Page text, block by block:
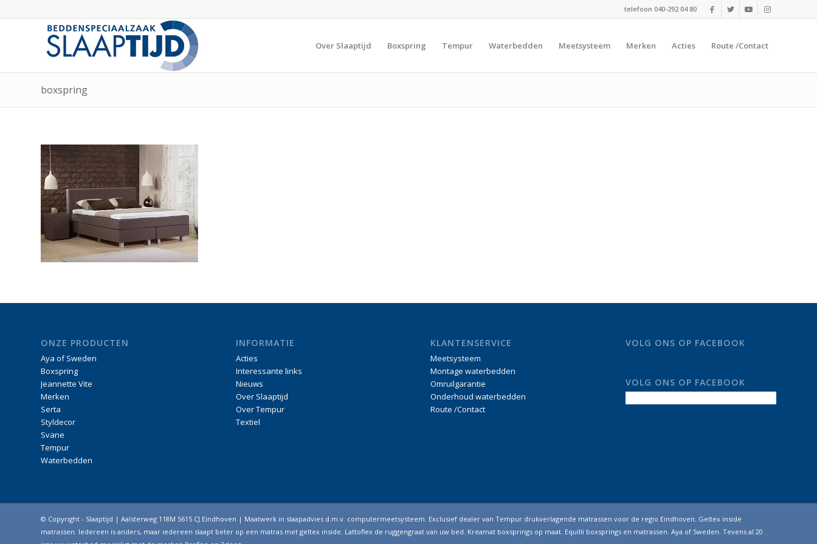
telefoon 040-292 04 80
Over Slaaptijd Boxspring Tempur Waterbedden Meetsysteem Merken Acties Route /Contact
boxspring
ONZE PRODUCTEN
Aya of Sweden
Boxspring
Jeannette Vite
Merken
Serta
Styldecor
Svane
Tempur
Waterbedden
INFORMATIE
Acties
Interessante links
Nieuws
Over Slaaptijd
Over Tempur
Textiel
KLANTENSERVICE
Meetsysteem
Montage waterbedden
Omruilgarantie
Onderhoud waterbedden
Route /Contact
VOLG ONS OP FACEBOOK
VOLG ONS OP FACEBOOK
© Copyright - Slaaptijd | Aalsterweg 118M 5615 CJ Eindhoven | Maatwerk in slaapadvies d.m.v. computermeetsysteem. Exclusief dealer van Tempur drukverlagende matrassen voor de regio Eindhoven. Geltex inside
matrassen. Iedereen is anders, maar iedereen slaapt beter op een matras met geltex inside. Lattoflex de ruggengraat van uw bed. Kreamat boxsprings op maat. Equilli boxsprings en matrassen. Aya of Sweden. Tevens al 20